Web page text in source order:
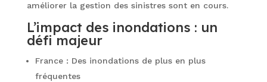
améliorer la gestion des sinistres sont en cours.
L’impact des inondations : un
défi majeur
France : Des inondations de plus en plus
fréquentes